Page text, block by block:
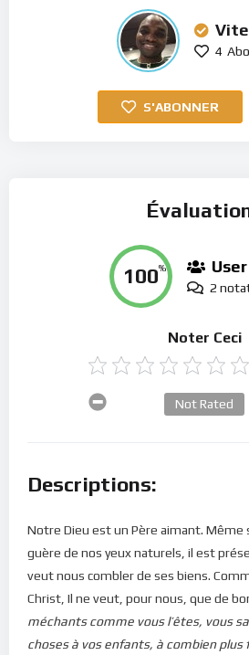
4
S'ABONNER
100%
2
Noter Ceci
Not Rated
Descriptions:
Notre Dieu est un Père aimant. Même
guère de nos yeux naturels, il est
veut nous combler de ses biens.
Christ, Il ne veut, pour nous, que de
méchants comme vous l’êtes, vous
choses à vos enfants, à combien plus